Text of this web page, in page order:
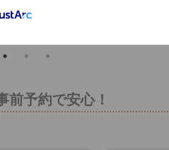
前予約で安心！